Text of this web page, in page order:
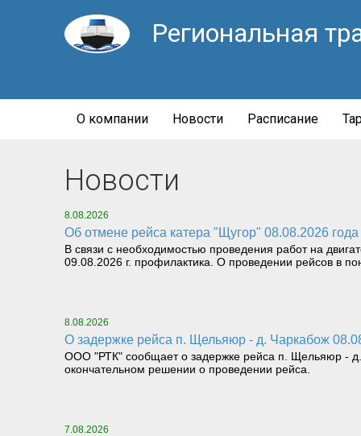
Региональная
О компании Новости Расписание
Новости
8.08.2026
Об отмене рейса катера "Щугор" 08.08.2026 года
В связи с необходимостью проведения работ на
09.08.2026 г. профилактика. О проведении рейсов в
8.08.2026
О задержке рейса п. Щельяюр - д. Чаркабож
ООО "РТК" сообщает о задержке рейса п. Щельяюр - д.
окончательном решении о проведении рейса.
7.08.2026